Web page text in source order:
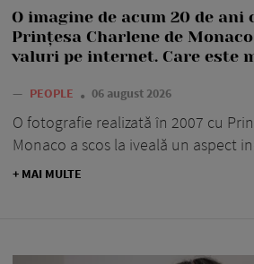
O imagine de acum 20 de ani
Prințesa Charlene de
valuri pe internet. Care este
— PEOPLE 06 august 2026
O fotografie realizată în 2007 cu
Monaco a scos la iveală un aspect
+ MAI MULTE